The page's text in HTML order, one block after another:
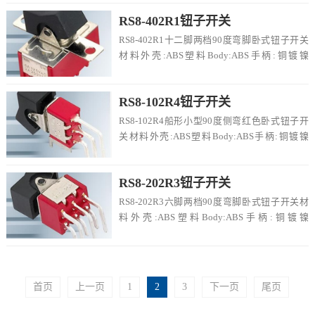
RS8-402R1钮子开关
RS8-402R1十二脚两档90度弯脚卧式钮子开关
材料外壳:ABS塑料Body:ABS手柄:铜镀镍
RS8-102R4钮子开关
RS8-102R4船形小型90度侧弯红色卧式钮子开
关材料外壳:ABS塑料Body:ABS手柄:铜镀镍
RS8-202R3钮子开关
RS8-202R3六脚两档90度弯脚卧式钮子开关材
料外壳:ABS塑料Body:ABS手柄:铜镀镍
首页 上一页 1 2 3 下一页 尾页